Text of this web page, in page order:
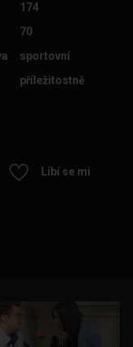
174
70
sportovní
příležitostně
Líbí se mi